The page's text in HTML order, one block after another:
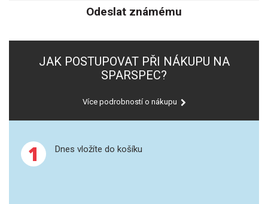
MS/SPM
PŘÍSLUŠENSTVÍ PRO MS
AFM SONDY
SNOM
Odeslat známému
JAK POSTUPOVAT PŘI NÁKUPU NA
SPARSPEC?
Více podrobností o nákupu
1 Dnes vložíte do košíku